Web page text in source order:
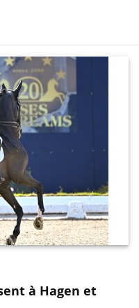
à Hagen et